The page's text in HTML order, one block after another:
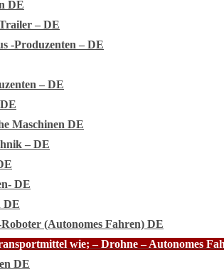
DE
– DE
-Produzenten – DE
– DE
Maschinen DE
– DE
DE
DE
(Autonomes Fahren) DE
wie; – Drohne – Autonomes
DE